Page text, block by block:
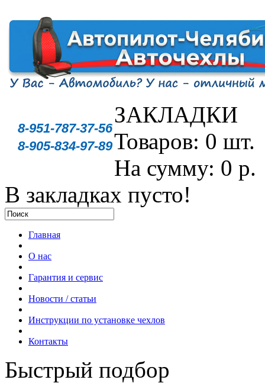
8-951-787-37-56
8-905-834-97-89
ЗАКЛАДКИ
Товаров: 0 шт.
На сумму: 0 р.
В закладках пусто!
Главная
О нас
Гарантия и сервис
Новости / статьи
Инструкции по установке чехлов
Контакты
Быстрый подбор